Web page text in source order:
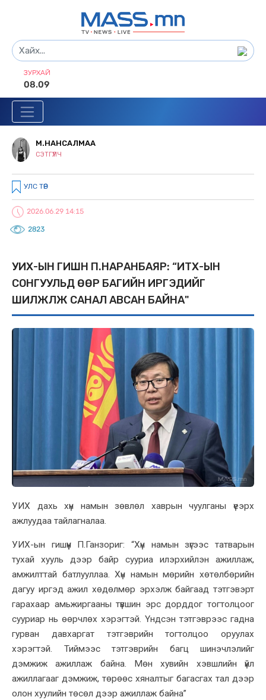
ЗУРХАЙ
08.09
М.НАНСАЛМАА
СЭТГҮҮЛЧ
УЛС ТӨР
2026.06.29 14:15
2823
УИХ-ЫН ГИШҮҮН П.НАРАНБАЯР: “ИТХ-ЫН
СОНГУУЛЬД ӨӨР БАГИЙН ИРГЭДИЙГ
ШИЛЖҮҮЛЖ САНАЛ АВСАН БАЙНА"
УИХ дахь хүн намын зөвлөл хаврын чуулганы үеэрх
ажлуудаа тайлагналаа.
УИХ-ын гишүүн П.Ганзориг: “Хүн намын зүгээс татварын
тухай хууль дээр байр сууриа илэрхийлэн ажиллаж,
амжилттай батлууллаа. Хүн намын мөрийн хөтөлбөрийн
дагуу иргэд ажил хөдөлмөр эрхэлж байгаад тэтгэвэрт
гарахаар амьжиргааны түвшин эрс дорддог тогтолцоог
сууриар нь өөрчлөх хэрэгтэй. Үндсэн тэтгэврээс гадна
гурван давхаргат тэтгэврийн тогтолцоо оруулах
хэрэгтэй. Тиймээс тэтгэврийн багц шинэчлэлийг
дэмжиж ажиллаж байна. Мөн хувийн хэвшлийн үйл
ажиллагааг дэмжиж, төрөөс хяналтыг багасгах тал дээр
олон хуулийн төсөл дээр ажиллаж байна”